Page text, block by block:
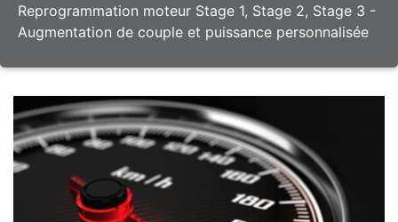
Reprogrammation moteur Stage 1, Stage 2, Stage 3 -
Augmentation de couple et puissance personnalisée